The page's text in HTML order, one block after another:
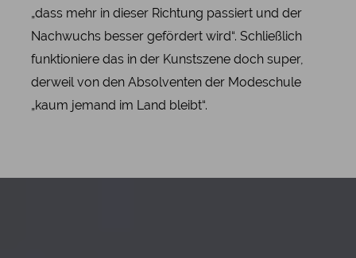
„dass mehr in dieser Richtung passiert und der
Nachwuchs besser gefördert wird“. Schließlich
funktioniere das in der Kunstszene doch super,
derweil von den Absolventen der Modeschule
„kaum jemand im Land bleibt“.